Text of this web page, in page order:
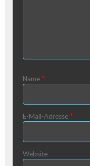
Name *
E-Mail-Adresse *
Website